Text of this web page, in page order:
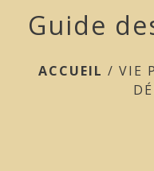
Guide
ACCUEIL / VIE